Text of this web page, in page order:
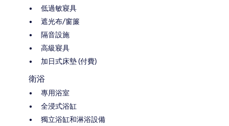
低過敏寢具
遮光布/窗簾
隔音設施
高級寢具
加日式床墊 (付費)
衛浴
專用浴室
全浸式浴缸
獨立浴缸和淋浴設備